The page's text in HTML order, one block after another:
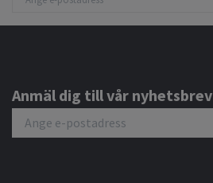
Anmäl dig till vår nyhetsbrev